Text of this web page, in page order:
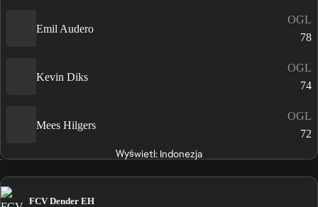
Emil Audero
OGL
78
Kevin Diks
OGL
74
Mees Hilgers
OGL
72
Wyświetl: Indonezja
FCV Dender EH